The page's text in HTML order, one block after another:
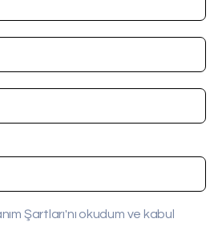
Şartları'nı okudum ve kabul